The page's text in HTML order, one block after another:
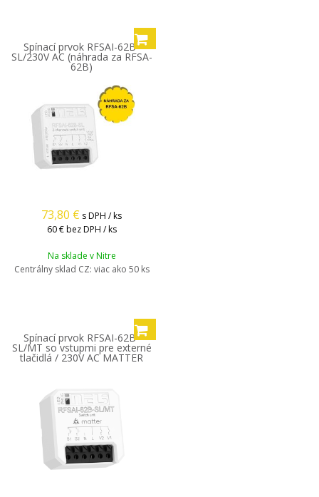
Spínací prvok RFSAI-62B-
SL/230V AC (náhrada za RFSA-
62B)
73,80 € s DPH / ks
60 € bez DPH / ks
Na sklade v Nitre
Centrálny sklad CZ: viac ako 50 ks
Spínací prvok RFSAI-62B-
SL/MT so vstupmi pre externé
tlačidlá / 230V AC MATTER